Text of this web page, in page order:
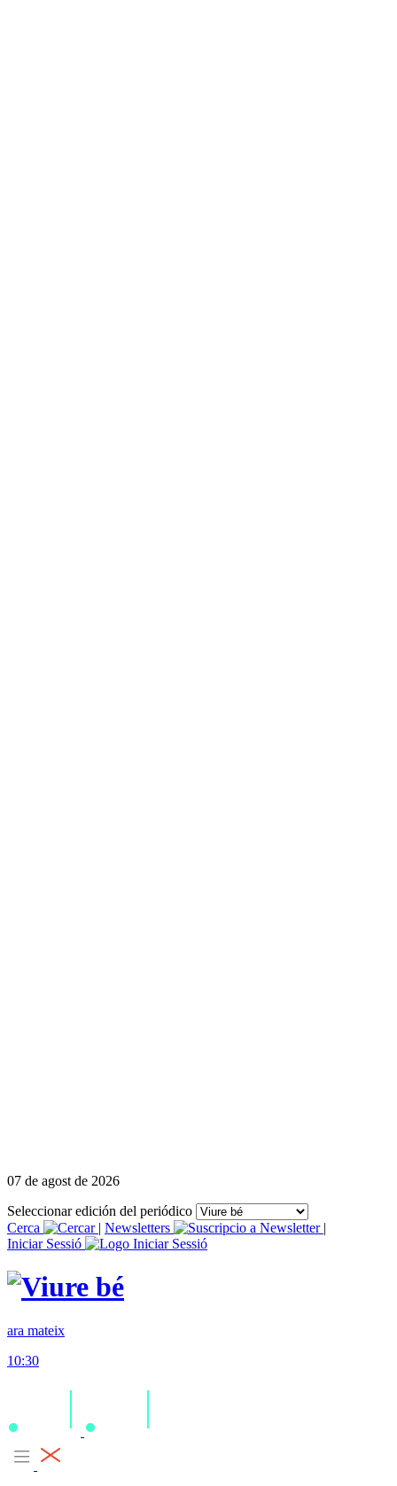
07 de agost de 2026
Seleccionar edición del periódico
Cerca
| Newsletters
|
Iniciar Sessió
ara mateix
10:30